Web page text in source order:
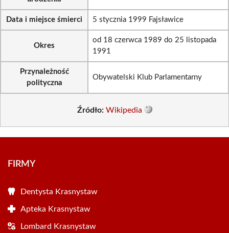
Data i miejsce śmierci 5 stycznia 1999 Fajsławice
Okres
od 18 czerwca 1989 do 25 listopada
1991
Przynależność
polityczna
Obywatelski Klub Parlamentarny
Źródło: Wikipedia
FIRMY
Dentysta Krasnystaw
Apteka Krasnystaw
Lombard Krasnystaw